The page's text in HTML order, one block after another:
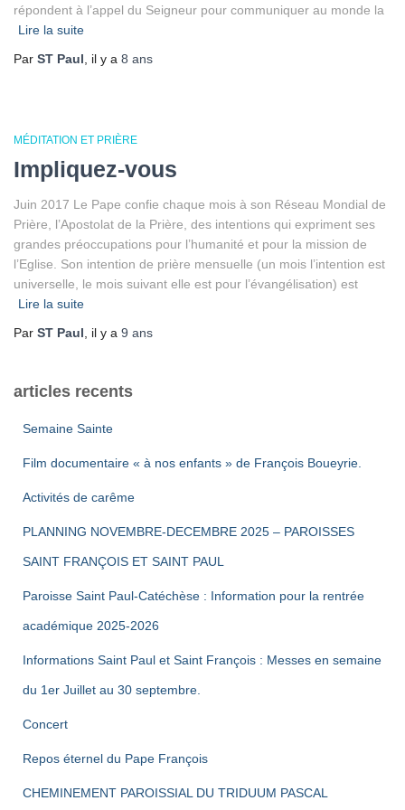
répondent à l’appel du Seigneur pour communiquer au monde la
Lire la suite
Par ST Paul , il y a 8 ans
MÉDITATION ET PRIÈRE
Impliquez-vous
Juin 2017 Le Pape confie chaque mois à son Réseau Mondial de
Prière, l’Apostolat de la Prière, des intentions qui expriment ses
grandes préoccupations pour l’humanité et pour la mission de
l’Eglise. Son intention de prière mensuelle (un mois l’intention est
universelle, le mois suivant elle est pour l’évangélisation) est
Lire la suite
Par ST Paul , il y a 9 ans
articles recents
Semaine Sainte
Film documentaire « à nos enfants » de François Boueyrie.
Activités de carême
PLANNING NOVEMBRE-DECEMBRE 2025 – PAROISSES
SAINT FRANÇOIS ET SAINT PAUL
Paroisse Saint Paul-Catéchèse : Information pour la rentrée
académique 2025-2026
Informations Saint Paul et Saint François : Messes en semaine
du 1er Juillet au 30 septembre.
Concert
Repos éternel du Pape François
CHEMINEMENT PAROISSIAL DU TRIDUUM PASCAL